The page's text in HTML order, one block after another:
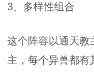
3、多样性组合
这个阵容以通天教
主，每个异兽都